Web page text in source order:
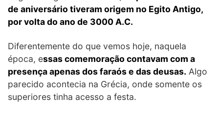
de aniversário tiveram origem no Egito Antigo,
por volta do ano de 3000 A.C.
Diferentemente do que vemos hoje, naquela
época, essas comemoração contavam com a
presença apenas dos faraós e das deusas. Algo
parecido acontecia na Grécia, onde somente os
superiores tinha acesso a festa.